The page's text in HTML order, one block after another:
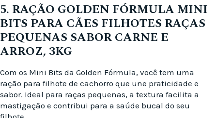
5. RAÇÃO GOLDEN FÓRMULA MINI
BITS PARA CÃES FILHOTES RAÇAS
PEQUENAS SABOR CARNE E
ARROZ, 3KG
Com os Mini Bits da Golden Fórmula, você tem uma
ração para filhote de cachorro que une praticidade e
sabor. Ideal para raças pequenas, a textura facilita a
mastigação e contribui para a saúde bucal do seu